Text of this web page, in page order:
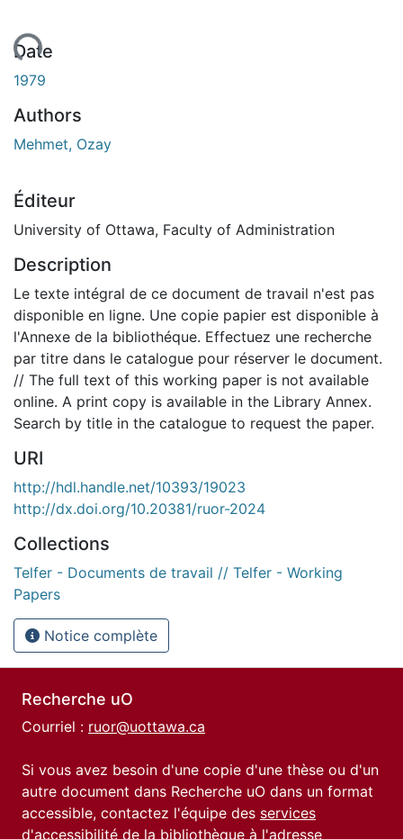
Date
1979
Authors
Mehmet, Ozay
Éditeur
University of Ottawa, Faculty of Administration
Description
Le texte intégral de ce document de travail n'est pas
disponible en ligne. Une copie papier est disponible à
l'Annexe de la bibliothéque. Effectuez une recherche
par titre dans le catalogue pour réserver le document.
// The full text of this working paper is not available
online. A print copy is available in the Library Annex.
Search by title in the catalogue to request the paper.
URI
http://hdl.handle.net/10393/19023
http://dx.doi.org/10.20381/ruor-2024
Collections
Telfer - Documents de travail // Telfer - Working
Papers
Notice complète
Recherche uO
Courriel : ruor@uottawa.ca
Si vous avez besoin d'une copie d'une thèse ou d'un
autre document dans Recherche uO dans un format
accessible, contactez l'équipe des services
d'accessibilité de la bibliothèque à l'adresse